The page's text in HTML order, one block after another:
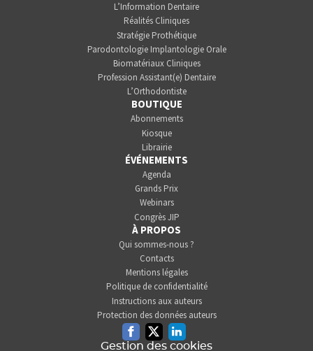
L’Information Dentaire
Réalités Cliniques
Stratégie Prothétique
Parodontologie Implantologie Orale
Biomatériaux Cliniques
Profession Assistant(e) Dentaire
L’Orthodontiste
BOUTIQUE
Abonnements
Kiosque
Librairie
ÉVÉNEMENTS
Agenda
Grands Prix
Webinars
Congrès JIP
À PROPOS
Qui sommes-nous ?
Contacts
Mentions légales
Politique de confidentialité
Instructions aux auteurs
Protection des données auteurs
FacebookTwitterLinkedin
Gestion des cookies